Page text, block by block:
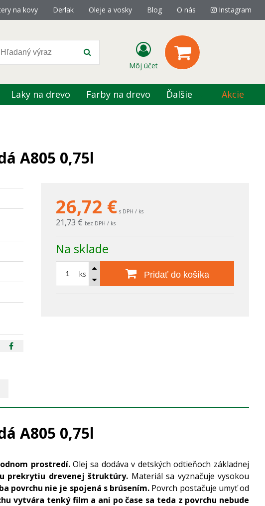
na kovy Derlak Oleje a vosky Blog O nás Instagram
Môj účet
Laky na drevo Farby na drevo Ďalšie Akcie
A805 0,75l
26,72 € s DPH / ks
21,73 € bez DPH / ks
Na sklade
ks Pridať do košíka
A805 0,75l
prostredí.Olej sa dodáva v detských odtieňoch základnej
prekrytiu drevenej štruktúry. Materiál sa vyznačuje vysokou
povrchu nie je spojená s brúsením. Povrch postačuje umyť od
vytvára tenký film a ani po čase sa teda z povrchu nebude